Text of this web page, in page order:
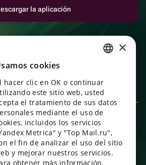
la aplicación
9, sala 2/3
de datos
ENGLISH
UKRAINIAN
PORTUGUESE
SPANISH
HUNGARIAN
×
cookies
hacer clic en OK o continuar
este sitio web, usted
el tratamiento de sus datos
mediante el uso de
incluidos los servicios
Metrica" y "Top Mail.ru",
el fin de analizar el uso del sitio
y mejorar nuestros servicios.
obtener más información,